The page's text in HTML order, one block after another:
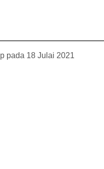
pada 18 Julai 2021